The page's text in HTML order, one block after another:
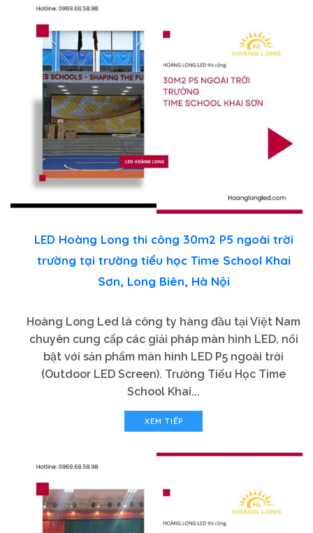
LED Hoàng Long thi công 30m2 P5 ngoài trời
trường tại trường tiểu học Time School Khai
Sơn, Long Biên, Hà Nội
Hoàng Long Led là công ty hàng đầu tại Việt Nam
chuyên cung cấp các giải pháp màn hình LED, nổi
bật với sản phẩm màn hình LED P5 ngoài trời
(Outdoor LED Screen). Trường Tiểu Học Time
School Khai...
XEM TIẾP